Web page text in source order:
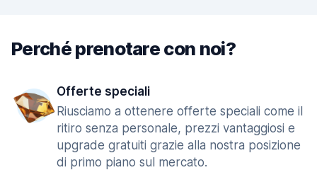
Perché prenotare con noi?
Offerte speciali
Riusciamo a ottenere offerte speciali come il
ritiro senza personale, prezzi vantaggiosi e
upgrade gratuiti grazie alla nostra posizione
di primo piano sul mercato.